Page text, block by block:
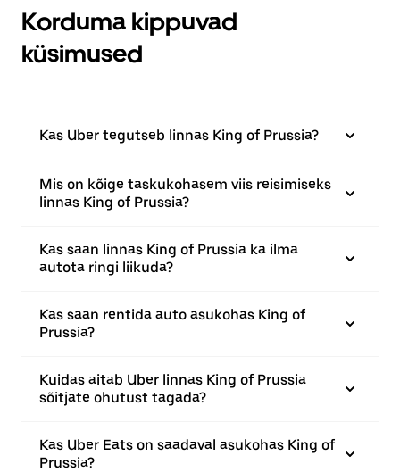
Korduma kippuvad
küsimused
Kas Uber tegutseb linnas King of Prussia?
Mis on kõige taskukohasem viis reisimiseks
linnas King of Prussia?
Kas saan linnas King of Prussia ka ilma
autota ringi liikuda?
Kas saan rentida auto asukohas King of
Prussia?
Kuidas aitab Uber linnas King of Prussia
sõitjate ohutust tagada?
Kas Uber Eats on saadaval asukohas King of
Prussia?